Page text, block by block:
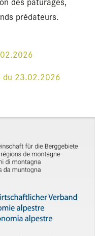
pré­da­teurs.
du 23.02.2026